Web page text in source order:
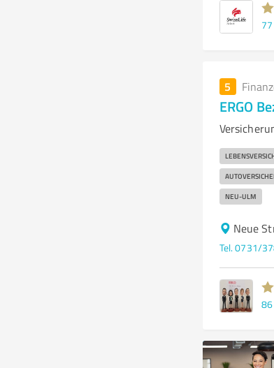
77
5
ERGO
NEU-ULM
Neue
Tel. 0731/
86